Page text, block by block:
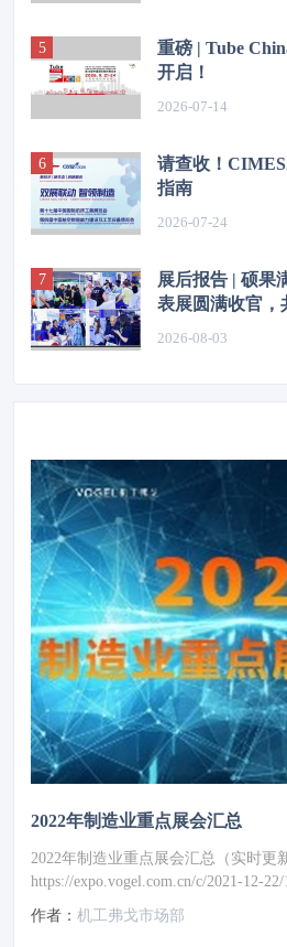
重磅 | Tube
开启！
2026-07-14
请查收！
指南
2026-07-24
展后报告 | 硕果
表展圆满收官，
2026-08-03
2022年制造业重点展会汇总
2022年制造业重点展会汇总（实时更
https://expo.vogel.com.cn/c/2021-12-22/
作者： 机工弗戈市场部